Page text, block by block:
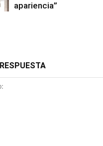
apariencia”